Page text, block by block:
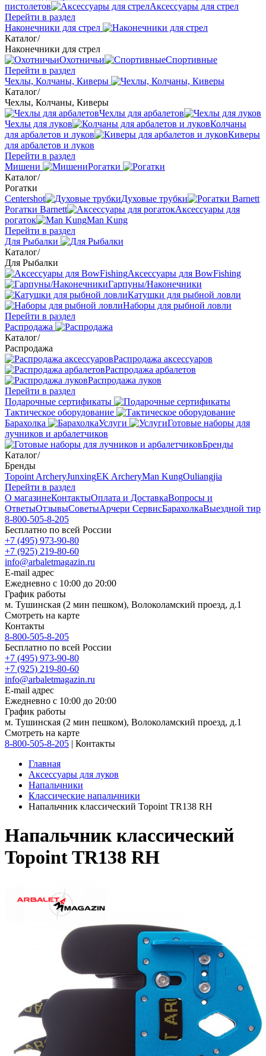
пистолетов
Аксессуары для стрел
Перейти в раздел
Наконечники для стрел
Каталог/
Наконечники для стрел
Охотничьи
Спортивные
Перейти в раздел
Чехлы, Колчаны, Киверы
Каталог/
Чехлы, Колчаны, Киверы
Чехлы для арбалетов
Чехлы для луков
Колчаны
для арбалетов и луков
Киверы
для арбалетов и луков
Перейти в раздел
Мишени
Рогатки
Каталог/
Рогатки
Centershot
Духовые трубки
Рогатки Barnett
Аксессуары для
рогаток
Man Kung
Перейти в раздел
Для Рыбалки
Каталог/
Для Рыбалки
Аксессуары для BowFishing
Гарпуны/Наконечники
Катушки для рыбной ловли
Наборы для рыбной ловли
Перейти в раздел
Распродажа
Каталог/
Распродажа
Распродажа аксессуаров
Распродажа арбалетов
Распродажа луков
Перейти в раздел
Подарочные сертификаты
Тактическое оборудование
Барахолка
Услуги
Готовые наборы для
лучников и арбалетчиков
Бренды
Каталог/
Бренды
Topoint ArcheryJunxingEK ArcheryMan KungOuliangjia
Перейти в раздел
О магазинеКонтактыОплата и ДоставкаВопросы и
ОтветыОтзывыСоветыАрчери СервисБарахолкаВыездной тир
8-800-505-8-205
Бесплатно по всей России
+7 (495) 973-90-80
+7 (925) 219-80-60
info@arbaletmagazin.ru
E-mail адрес
Ежедневно с 10:00 до 20:00
График работы
м. Тушинская (2 мин пешком), Волоколамский проезд, д.1
Смотреть на карте
Контакты
8-800-505-8-205
Бесплатно по всей России
+7 (495) 973-90-80
+7 (925) 219-80-60
info@arbaletmagazin.ru
E-mail адрес
Ежедневно с 10:00 до 20:00
График работы
м. Тушинская (2 мин пешком), Волоколамский проезд, д.1
Смотреть на карте
8-800-505-8-205 | Контакты
Главная
Аксессуары для луков
Напальчники
Классические напальчники
Напальчник классический Topoint TR138 RH
Напальчник классический
Topoint TR138 RH